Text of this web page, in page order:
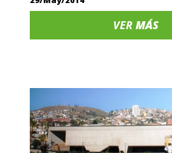
VERMÁS